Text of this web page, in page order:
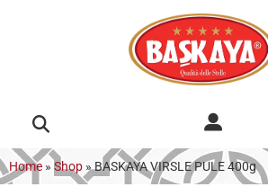
Home » Shop »BASKAYA VIRSLE PULE 400g